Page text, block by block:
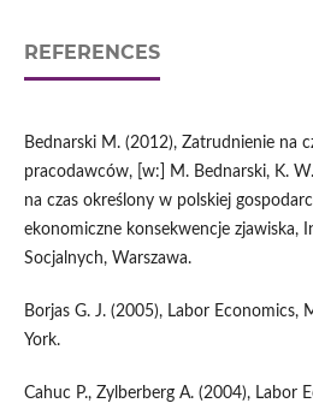
REFERENCES
Bednarski M. (2012), Zatrudnienie na
pracodawców, [w:] M. Bednarski, K.
na czas określony w polskiej
ekonomiczne konsekwencje zjawiska,
Socjalnych, Warszawa.
Borjas G. J. (2005), Labor
York.
Cahuc P., Zylberberg A. (2004), Labor